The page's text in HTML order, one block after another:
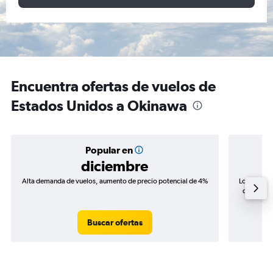
Encuentra ofertas de vuelos de
Estados Unidos a Okinawa
Popular en
diciembre
Alta demanda de vuelos, aumento de precio potencial de 4%
Buscar ofertas
Los
de